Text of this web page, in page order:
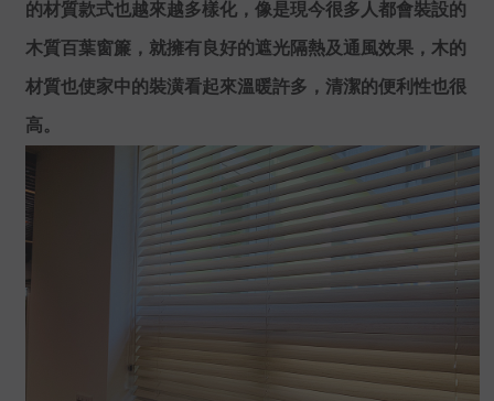
的材質款式也越來越多樣化，像是現今很多人都會裝設的
木質百葉窗簾，就擁有良好的遮光隔熱及通風效果，木的
材質也使家中的裝潢看起來溫暖許多，清潔的便利性也很
高。